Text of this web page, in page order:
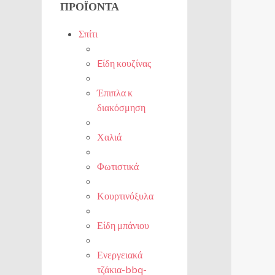
ΠΡΟΪΌΝΤΑ
Σπίτι
Eίδη κουζίνας
Έπιπλα κ
διακόσμηση
Χαλιά
Φωτιστικά
Κουρτινόξυλα
Είδη μπάνιου
Ενεργειακά
τζάκια-bbq-